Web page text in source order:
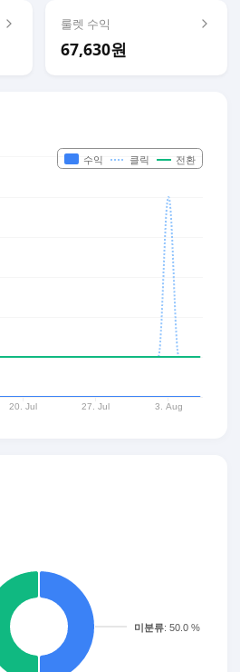
룰렛 수익
67,630원